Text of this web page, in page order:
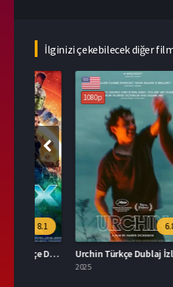
İlginizi çekebilecek diğer
1080p
6.8
Urchin Türkçe Dublaj İzle